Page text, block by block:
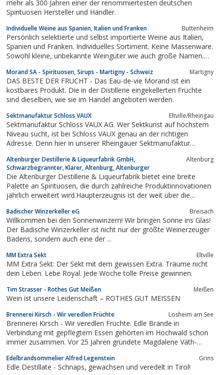
mehr als 300 Jahren einer der renommiertesten deutschen
Spirituosen Hersteller und Händler.
Individuelle Weine aus Spanien, Italien und Franken Buttenheim
Persönlich selektierte und selbst importierte Weine aus Italien,
Spanien und Franken. Individuelles Sortiment. Keine Massenware.
Sowohl kleine, unbekannte Weingüter wie auch große Namen.
Preis-/Qualitätsverhältnis. Versand und Lagerverkauf.
Morand SA - Spirituosen, Sirups - Martigny - Schweiz Martigny
DAS BESTE DER FRUCHT - Das Eau-de-vie Morand ist ein
kostbares Produkt. Die in der Distillerie eingekellerten Früchte
sind dieselben, wie sie im Handel angeboten werden.
Sektmanufaktur Schloss VAUX Eltville/Rheingau
Sektmanufaktur Schloss VAUX AG. Wer Sektkunst auf höchstem
Niveau sucht, ist bei Schloss VAUX genau an der richtigen
Adresse. Denn hier in unserer Rheingauer Sektmanufaktur
Altenburger Destillerie & Liqueurfabrik GmbH,
Schwarzbegrannter, Klarer, Altenburg, Altenburger
Altenburg
Die Altenburger Destillerie & Liqueurfabrik bietet eine breite
Palette an Spirituosen, die durch zahlreiche Produktinnovationen
jährlich erweitert wird.Haupterzeugnis ist der weit über die
sowie das Kräuterelexier "Altenburger Schwarzgebrannter".
Badischer Winzerkeller eG Breisach
Willkommen bei den Sonnenwinzern! Wir bringen Sonne ins Glas!
Der Badische Winzerkeller ist nicht nur der größte Weinerzeuger
Badens, sondern auch eine der ...
MM Extra Sekt Eltville
MM Extra Sekt: Der Sekt mit dem gewissen Extra. Träume nicht
dein Leben. Lebe Royal. Jede Woche tolle Preise gewinnen.
Tim Strasser - Rothes Gut Meißen Meißen
Wein ist unsere Leidenschaft – ROTHES GUT MEISSEN
Brennerei Kirsch - Wir veredlen Früchte Losheim am See
Brennerei Kirsch - Wir veredlen Früchte. Edle Brände in
Verbindung mit gepflegtem Essen gehörten im Hochwald schon
immer zusammen. Vor 25 Jahren gründete Magdalene Väth-
Losheim am See...Brennerei Kirsch - Wir veredlen Früchte, edle
Brände, Obst, Brennerei, Kirsch,...
Edelbrandsommelier Alfred Legenstein Grins
Edle Destillate - Schnaps, gewachsen und veredelt in Tirol!